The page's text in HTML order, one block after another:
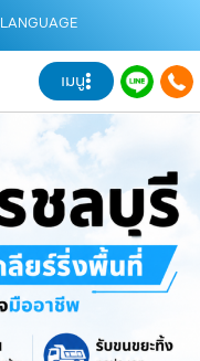
LANGUAGE
เมนู